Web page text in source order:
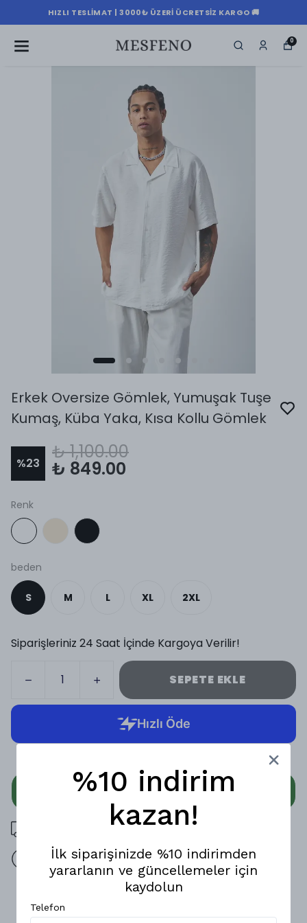
HIZLI TESLIMAT | 3000₺ ÜZERI ÜCRETSIZ KARGO 🚚
0
Erkek Oversize Gömlek, Yumuşak Tuşe
Kumaş, Küba Yaka, Kısa Kollu Gömlek
%23
₺ 1,100.00
₺ 849.00
Renk
beden
S M L XL 2XL
Siparişleriniz 24 Saat İçinde Kargoya Verilir!
SEPETE EKLE
WHATSAPP
3000 TL üzeri ücretsiz kargo
14 gün içinde iade değişim
Ürün Açıklaması
%10 indirim
kazan!
İlk siparişinizde %10 indirimden
yararlanın ve güncellemeler için
kaydolun
Telefon